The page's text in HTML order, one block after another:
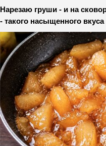
Нарезаю груши - и на
- такого насыщенного